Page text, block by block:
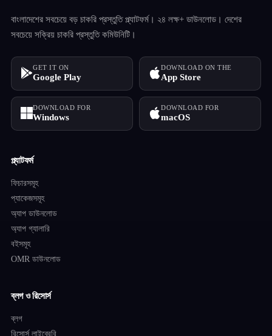
বাংলাদেশের সবচেয়ে বড় চাকরি প্রস্তুতি প্ল্যাটফর্ম। ২৪ লক্ষ+ ডাউনলোড। দেশের
সবচেয়ে সক্রিয় চাকরি প্রস্তুতি কমিউনিটি।
GET IT ON
Google Play
DOWNLOAD ON THE
App Store
DOWNLOAD FOR
Windows
DOWNLOAD FOR
macOS
প্ল্যাটফর্ম
ফিচারসমূহ
প্যাকেজসমূহ
অ্যাপ ডাউনলোড
অ্যাপ গ্যালারি
বইসমূহ
OMR ডাউনলোড
ব্লগ ও রিসোর্স
ব্লগ
রিসোর্স লাইব্রেরি